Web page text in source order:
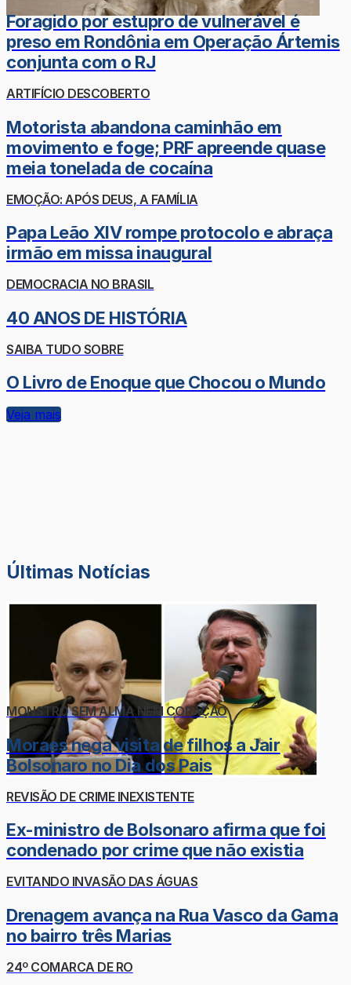
Foragido por estupro de vulnerável é
preso em Rondônia em Operação Ártemis
conjunta com o RJ
ARTIFÍCIO DESCOBERTO
Motorista abandona caminhão em
movimento e foge; PRF apreende quase
meia tonelada de cocaína
EMOÇÃO: APÓS DEUS, A FAMÍLIA
Papa Leão XIV rompe protocolo e abraça
irmão em missa inaugural
DEMOCRACIA NO BRASIL
40 ANOS DE HISTÓRIA
SAIBA TUDO SOBRE
O Livro de Enoque que Chocou o Mundo
Veja mais
Últimas Notícias
MONSTRO SEM ALMA NEM CORAÇÃO
Moraes nega visita de filhos a Jair
Bolsonaro no Dia dos Pais
REVISÃO DE CRIME INEXISTENTE
Ex-ministro de Bolsonaro afirma que foi
condenado por crime que não existia
EVITANDO INVASÃO DAS ÁGUAS
Drenagem avança na Rua Vasco da Gama
no bairro três Marias
24º COMARCA DE RO